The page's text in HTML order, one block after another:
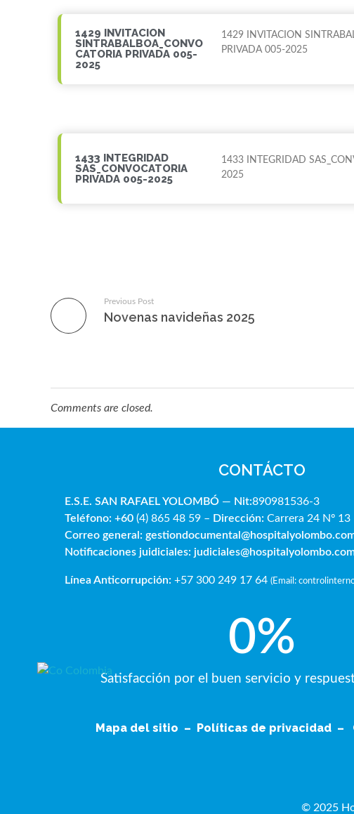
1429 INVITACION
SINTRABALBOA_CONVO
CATORIA PRIVADA 005-
2025
1429 INVITACION
PRIVADA 005-2025
1433 INTEGRIDAD
SAS_CONVOCATORIA
PRIVADA 005-2025
1433 INTEGRIDAD
2025
Previous Post
Novenas navideñas 2025
Comments are closed.
CONTÁCTO
E.S.E. SAN RAFAEL YOLOMBÓ — Nit:890981536-3
Teléfono: +60 (4) 865 48 59 – Dirección: Carrera 24 Nº 13
Correo general:
Notificaciones juidiciales:
Línea Anticorrupción: +57 300 249 17 64 (Email:
Satisfacción por el buen servicio y
0%
Mapa del sitio – Políticas de privacidad –
© 2025